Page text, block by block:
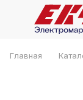
Главная